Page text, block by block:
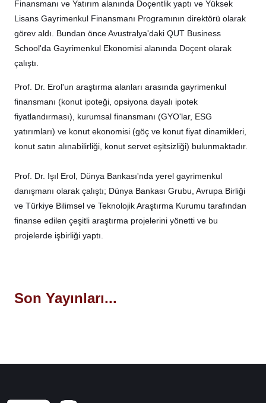
Finansmanı ve Yatırım alanında Doçentlik yaptı ve Yüksek
Lisans Gayrimenkul Finansmanı Programının direktörü olarak
görev aldı. Bundan önce Avustralya'daki QUT Business
School'da Gayrimenkul Ekonomisi alanında Doçent olarak
çalıştı.
Prof. Dr. Erol'un araştırma alanları arasında gayrimenkul
finansmanı (konut ipoteği, opsiyona dayalı ipotek
fiyatlandırması), kurumsal finansmanı (GYO'lar, ESG
yatırımları) ve konut ekonomisi (göç ve konut fiyat dinamikleri,
konut satın alınabilirliği, konut servet eşitsizliği) bulunmaktadır.
Prof. Dr. Işıl Erol, Dünya Bankası'nda yerel gayrimenkul
danışmanı olarak çalıştı; Dünya Bankası Grubu, Avrupa Birliği
ve Türkiye Bilimsel ve Teknolojik Araştırma Kurumu tarafından
finanse edilen çeşitli araştırma projelerini yönetti ve bu
projelerde işbirliği yaptı.
Son Yayınları...